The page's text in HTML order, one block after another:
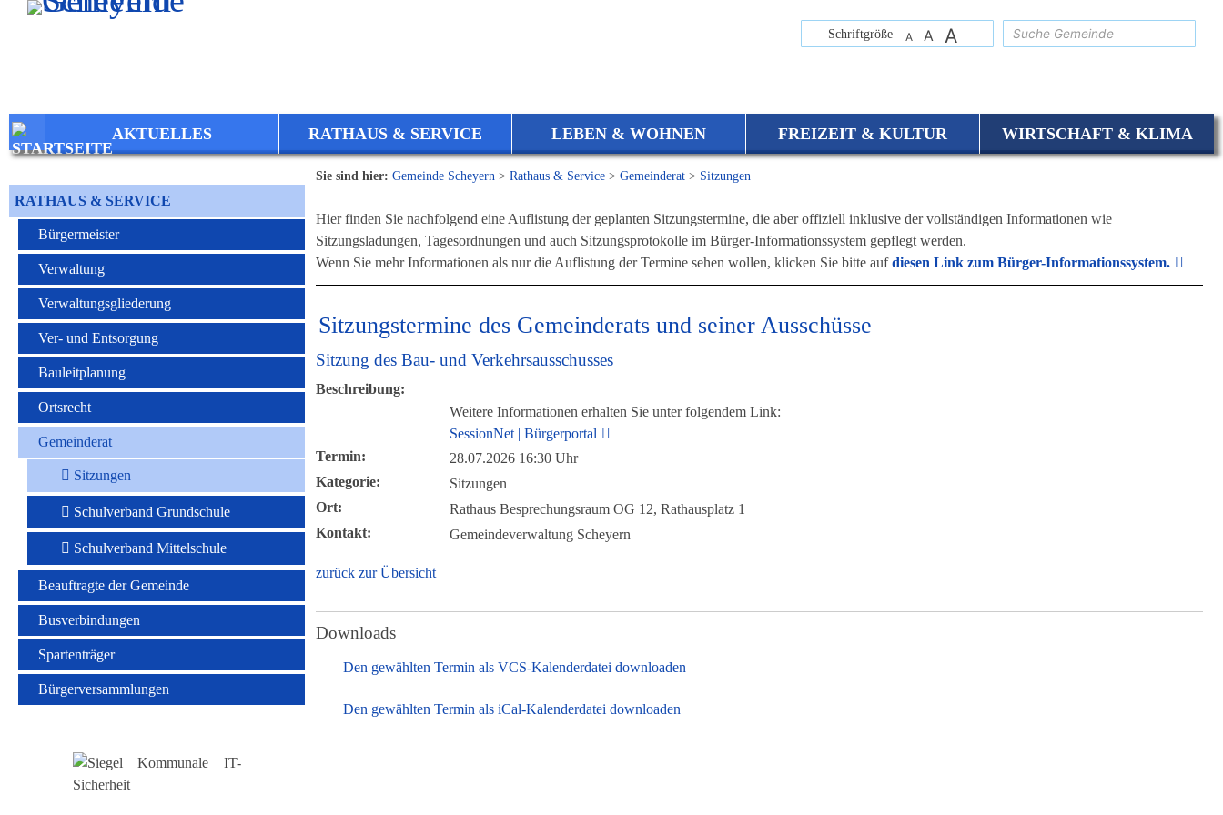
Zum Inhalt,zur Navigationoder
Schriftgröße A A A
AKTUELLES RATHAUS & SERVICE LEBEN & WOHNEN FREIZEIT & KULTUR WIRTSCHAFT & KLIMA
RATHAUS & SERVICE
Bürgermeister
Verwaltung
Verwaltungsgliederung
Ver- und Entsorgung
Bauleitplanung
Ortsrecht
Gemeinderat
Sitzungen
Schulverband Grundschule
Schulverband Mittelschule
Beauftragte der Gemeinde
Busverbindungen
Spartenträger
Bürgerversammlungen
Sie sind hier: Gemeinde Scheyern > Rathaus & Service > Gemeinderat > Sitzungen
Hier finden Sie nachfolgend eine Auflistung der geplanten Sitzungstermine, die aber offiziell inklusive der vollständigen Informationen wie
Sitzungsladungen, Tagesordnungen und auch Sitzungsprotokolle im Bürger-Informationssystem gepflegt werden.
Wenn Sie mehr Informationen als nur die Auflistung der Termine sehen wollen, klicken Sie bitte aufdiesen Link zum Bürger-Informationssystem.
Sitzungstermine des Gemeinderats und seiner Ausschüsse
Sitzung des Bau- und Verkehrsausschusses
Beschreibung:
Weitere Informationen erhalten Sie unter folgendem Link:
SessionNet | Bürgerportal
Termin:
28.07.2026 16:30 Uhr
Kategorie:
Sitzungen
Ort:
Rathaus Besprechungsraum OG 12, Rathausplatz 1
Kontakt:
Gemeindeverwaltung Scheyern
zurück zur Übersicht
Downloads
Den gewählten Termin als VCS-Kalenderdatei downloaden
Den gewählten Termin als iCal-Kalenderdatei downloaden